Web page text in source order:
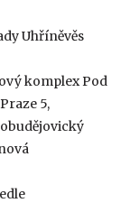
Uhříněvěs
komplex Pod
5,